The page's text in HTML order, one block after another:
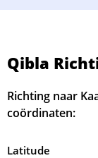
Qibla
Richting naar
coördinaten:
Latitude